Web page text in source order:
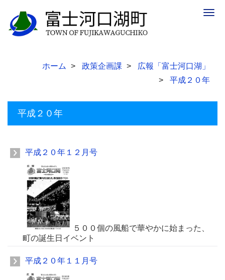
ホーム 政策企画課
広報「富士河口湖」
平成２０年
平成２０年
平成２０年１２月号
５００個の風船で華やかに始まった、
町の誕生日イベント
平成２０年１１月号